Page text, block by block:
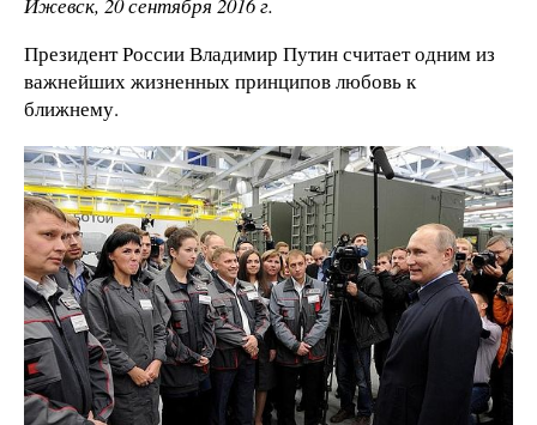
Президент России Владимир Путин считает одним из
важнейших жизненных принципов любовь к
ближнему.